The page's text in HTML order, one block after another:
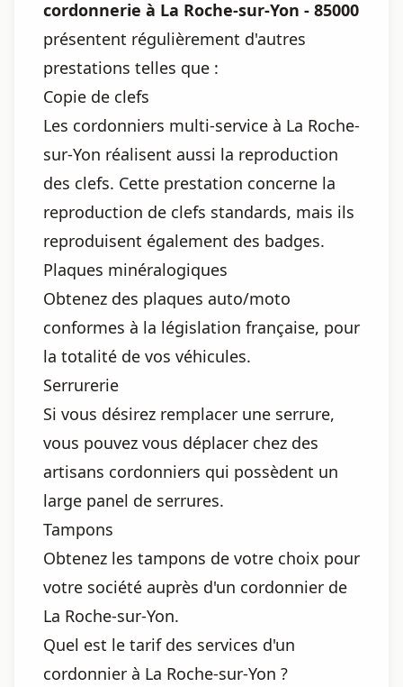
cordonnerie à La Roche-sur-Yon - 85000
présentent régulièrement d'autres
prestations telles que :
Copie de clefs
Les cordonniers multi-service à La Roche-
sur-Yon réalisent aussi la reproduction
des clefs. Cette prestation concerne la
reproduction de clefs standards, mais ils
reproduisent également des badges.
Plaques minéralogiques
Obtenez des plaques auto/moto
conformes à la législation française, pour
la totalité de vos véhicules.
Serrurerie
Si vous désirez remplacer une serrure,
vous pouvez vous déplacer chez des
artisans cordonniers qui possèdent un
large panel de serrures.
Tampons
Obtenez les tampons de votre choix pour
votre société auprès d'un cordonnier de
La Roche-sur-Yon.
Quel est le tarif des services d'un
cordonnier à La Roche-sur-Yon ?